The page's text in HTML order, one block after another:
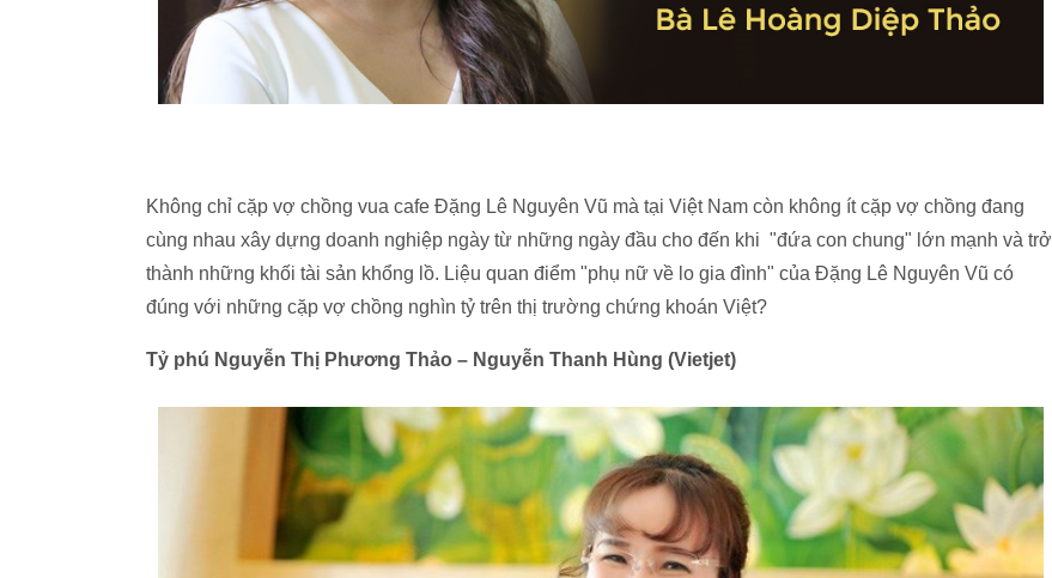
Không chỉ cặp vợ chồng vua cafe Đặng Lê Nguyên Vũ mà tại Việt Nam còn không ít cặp vợ chồng đang
cùng nhau xây dựng doanh nghiệp ngày từ những ngày đầu cho đến khi "đứa con chung" lớn mạnh và trở
thành những khối tài sản khổng lồ. Liệu quan điểm "phụ nữ về lo gia đình" của Đặng Lê Nguyên Vũ có
đúng với những cặp vợ chồng nghìn tỷ trên thị trường chứng khoán Việt?
Tỷ phú Nguyễn Thị Phương Thảo – Nguyễn Thanh Hùng (Vietjet)